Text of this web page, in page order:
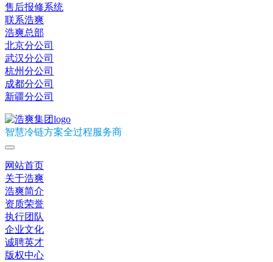
售后报修系统
联系浩爽
浩爽总部
北京分公司
武汉分公司
杭州分公司
成都分公司
新疆分公司
智慧冷链方案全过程服务商
网站首页
关于浩爽
浩爽简介
资质荣誉
执行团队
企业文化
诚聘英才
版权中心